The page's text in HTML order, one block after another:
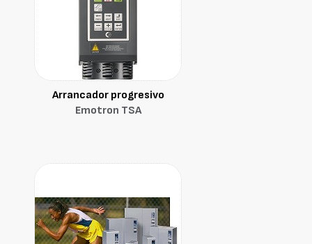
Arrancador progresivo
Emotron TSA